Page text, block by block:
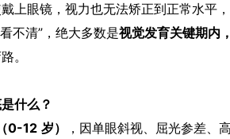
上眼镜，视力也无法矫正到正常水平
不清”，绝大多数是视觉发育关键期内
。
什么？
0-12 岁）
，因单眼斜视、屈光参差、